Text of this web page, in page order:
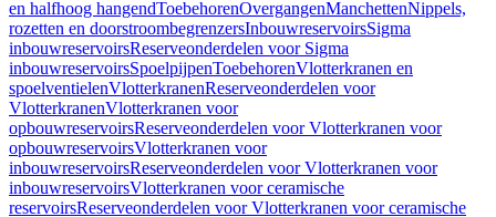
en halfhoog hangendToebehorenOvergangenManchettenNippels,
rozetten en doorstroombegrenzersInbouwreservoirsSigma
inbouwreservoirsReserveonderdelen voor Sigma
inbouwreservoirsSpoelpijpenToebehorenVlotterkranen en
spoelventielenVlotterkranenReserveonderdelen voor
VlotterkranenVlotterkranen voor
opbouwreservoirsReserveonderdelen voor Vlotterkranen voor
opbouwreservoirsVlotterkranen voor
inbouwreservoirsReserveonderdelen voor Vlotterkranen voor
inbouwreservoirsVlotterkranen voor ceramische
reservoirsReserveonderdelen voor Vlotterkranen voor ceramische